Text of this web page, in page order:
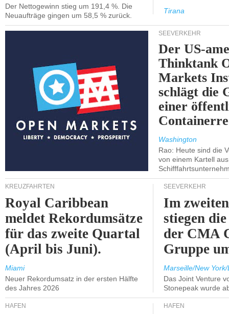
Der Nettogewinn stieg um 191,4 %. Die
Neuaufträge gingen um 58,5 % zurück.
Tirana
SEEVERKEHR
Der US-
Thinktank
Markets
schlägt die
einer
Washington
Rao: Heute sind die
von einem Kartell
KREUZFAHRTEN
Royal Caribbean
meldet Rekordumsätze
für das zweite Quartal
(April bis Juni).
Miami
Neuer Rekordumsatz in der ersten Hälfte
des Jahres 2026
SEEVERKEHR
Im
stiegen
der CMA
Gruppe
Marseille/New
Das Joint Venture
Stonepeak wurde
HÄFEN HÄFEN